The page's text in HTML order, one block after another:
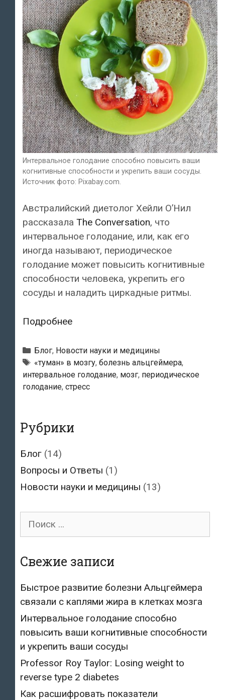
Интервальное голодание способно повысить ваши
когнитивные способности и укрепить ваши сосуды.
Источник фото: Pixabay.com.
Австралийский диетолог Хейли О’Нил
рассказала The Conversation, что
интервальное голодание, или, как его
иногда называют, периодическое
голодание может повысить когнитивные
способности человека, укрепить его
сосуды и наладить циркадные ритмы.
ПодробнееИнтервальное
способно
повысить
ваши
когнитивные
укрепить
Рубрики
Блог, Новости науки и медицины
Тэги
«туман» в мозгу, болезнь альцгеймера,
интервальное голодание, мозг, периодическое
голодание, стресс
Рубрики
Блог (14)
Вопросы и Ответы (1)
Новости науки и медицины (13)
Поиск
Свежие записи
Быстрое развитие болезни Альцгеймера
связали с каплями жира в клетках мозга
Интервальное голодание способно
повысить ваши когнитивные способности
и укрепить ваши сосуды
Professor Roy Taylor: Losing weight to
reverse type 2 diabetes
Как расшифровать показатели